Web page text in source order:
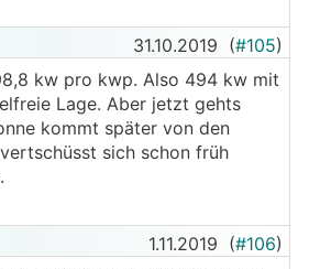
31.10.2019 (#105)
kw pro kwp. Also 494 kw mit
Lage. Aber jetzt gehts
kommt später von den
sich schon früh
1.11.2019 (#106)